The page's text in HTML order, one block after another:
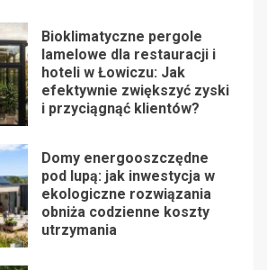
Bioklimatyczne pergole
lamelowe dla restauracji i
hoteli w Łowiczu: Jak
efektywnie zwiększyć zyski
i przyciągnąć klientów?
Domy energooszczędne
pod lupą: jak inwestycja w
ekologiczne rozwiązania
obniża codzienne koszty
utrzymania